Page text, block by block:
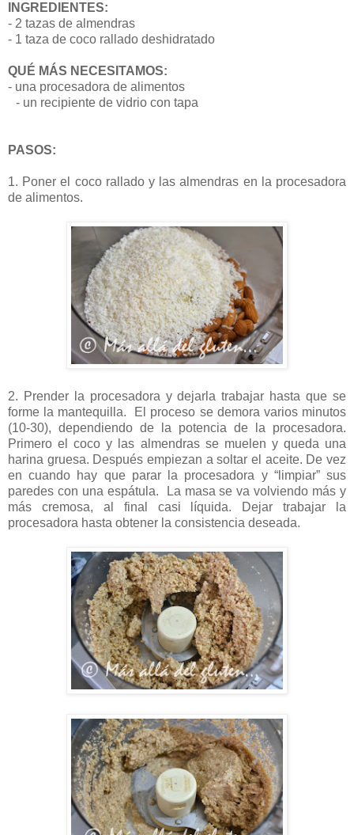
INGREDIENTES:
- 2 tazas de almendras
- 1 taza de coco rallado deshidratado
QUÉ MÁS NECESITAMOS:
- una procesadora de alimentos
- un recipiente de vidrio con tapa
PASOS:
1. Poner el coco rallado y las almendras en la procesadora
de alimentos.
2. Prender la procesadora y dejarla trabajar hasta que se
forme la mantequilla. El proceso se demora varios minutos
(10-30), dependiendo de la potencia de la procesadora.
Primero el coco y las almendras se muelen y queda una
harina gruesa. Después empiezan a soltar el aceite. De vez
en cuando hay que parar la procesadora y “limpiar” sus
paredes con una espátula. La masa se va volviendo más y
más cremosa, al final casi líquida. Dejar trabajar la
procesadora hasta obtener la consistencia deseada.